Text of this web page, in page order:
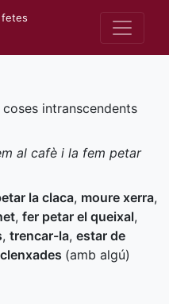
fetes
intranscendents
al cafè i la fem petar
la claca, moure xerra,
, fer petar el queixal,
, trencar-la, estar de
(amb algú)